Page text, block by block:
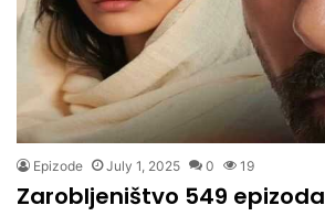
Epizode July 1, 2025 0 19
Zarobljeništvo 549 epizoda